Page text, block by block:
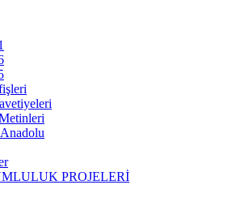
PROJELERİ